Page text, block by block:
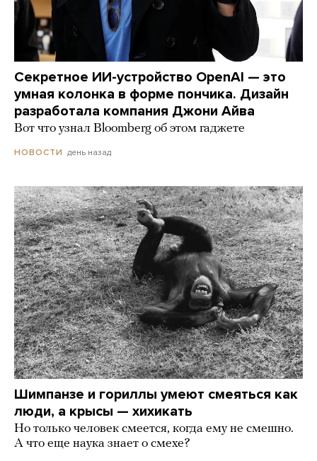
Секретное ИИ-устройство OpenAI — это
умная колонка в форме пончика. Дизайн
разработала компания Джони Айва
Вот что узнал Bloomberg об этом гаджете
НОВОСТИ день назад
Шимпанзе и гориллы умеют смеяться как
люди, а крысы — хихикать
Но только человек смеется, когда ему не смешно.
А что еще наука знает о смехе?